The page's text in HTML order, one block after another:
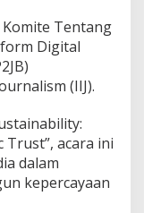
Tentang
Digital
(IIJ).
acara ini
dalam
kepercayaan